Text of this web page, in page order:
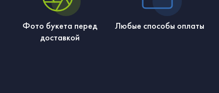
Фото букета перед
доставкой
Любые способы оплаты